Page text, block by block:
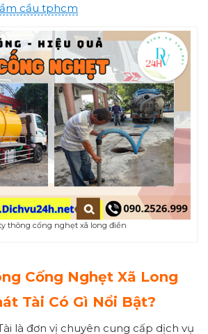
cầu tphcm
thông cống nghẹt xã long điền
Cống Nghẹt Xã Long
Tài Có Gì Nổi Bật?
là đơn vị chuyên cung cấp dịch vụ